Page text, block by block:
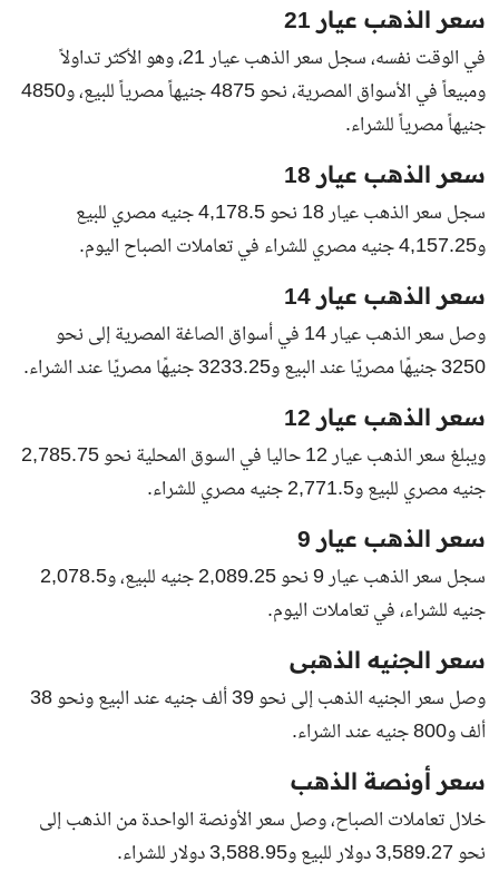
سعر الذهب عيار 21
في الوقت نفسه، سجل سعر الذهب عيار 21، وهو الأكثر تداولاً
ومبيعاً في الأسواق المصرية، نحو 4875 جنيهاً مصرياً للبيع، و4850
جنيهاً مصرياً للشراء.
سعر الذهب عيار 18
سجل سعر الذهب عيار 18 نحو 4,178.5 جنيه مصري للبيع
و4,157.25 جنيه مصري للشراء في تعاملات الصباح اليوم.
سعر الذهب عيار 14
وصل سعر الذهب عيار 14 في أسواق الصاغة المصرية إلى نحو
3250 جنيهًا مصريًا عند البيع و3233.25 جنيهًا مصريًا عند الشراء.
سعر الذهب عيار 12
ويبلغ سعر الذهب عيار 12 حاليا في السوق المحلية نحو 2,785.75
جنيه مصري للبيع و2,771.5 جنيه مصري للشراء.
سعر الذهب عيار 9
سجل سعر الذهب عيار 9 نحو 2,089.25 جنيه للبيع، و2,078.5
جنيه للشراء، في تعاملات اليوم.
سعر الجنيه الذهبى
وصل سعر الجنيه الذهب إلى نحو 39 ألف جنيه عند البيع ونحو 38
ألف و800 جنيه عند الشراء.
سعر أونصة الذهب
خلال تعاملات الصباح، وصل سعر الأونصة الواحدة من الذهب إلى
نحو 3,589.27 دولار للبيع و3,588.95 دولار للشراء.